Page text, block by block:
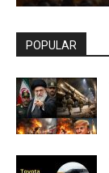
POPULAR